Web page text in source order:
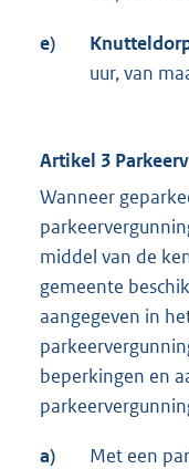
e)
uur, van
Artikel 3
Wanneer
middel van de
gemeente
aangegeven in
beperkingen en
a) Met een